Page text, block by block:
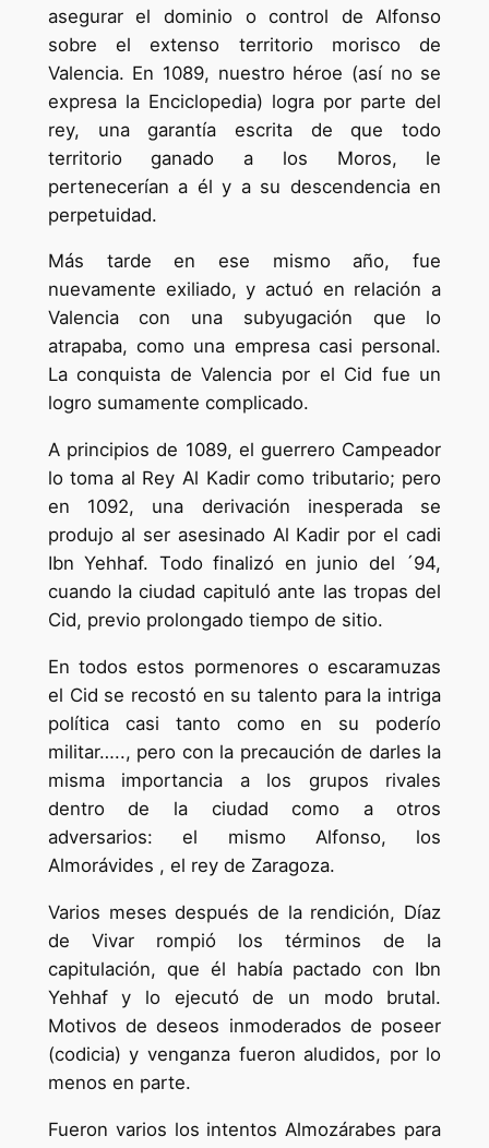
asegurar el dominio o control de Alfonso
sobre el extenso territorio morisco de
Valencia. En 1089, nuestro héroe (así no se
expresa la Enciclopedia) logra por parte del
rey, una garantía escrita de que todo
territorio ganado a los Moros, le
pertenecerían a él y a su descendencia en
perpetuidad.
Más tarde en ese mismo año, fue
nuevamente exiliado, y actuó en relación a
Valencia con una subyugación que lo
atrapaba, como una empresa casi personal.
La conquista de Valencia por el Cid fue un
logro sumamente complicado.
A principios de 1089, el guerrero Campeador
lo toma al Rey Al Kadir como tributario; pero
en 1092, una derivación inesperada se
produjo al ser asesinado Al Kadir por el cadi
Ibn Yehhaf. Todo finalizó en junio del ´94,
cuando la ciudad capituló ante las tropas del
Cid, previo prolongado tiempo de sitio.
En todos estos pormenores o escaramuzas
el Cid se recostó en su talento para la intriga
política casi tanto como en su poderío
militar….., pero con la precaución de darles la
misma importancia a los grupos rivales
dentro de la ciudad como a otros
adversarios: el mismo Alfonso, los
Almorávides , el rey de Zaragoza.
Varios meses después de la rendición, Díaz
de Vivar rompió los términos de la
capitulación, que él había pactado con Ibn
Yehhaf y lo ejecutó de un modo brutal.
Motivos de deseos inmoderados de poseer
(codicia) y venganza fueron aludidos, por lo
menos en parte.
Fueron varios los intentos Almozárabes para